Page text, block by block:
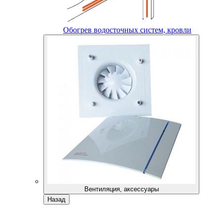
Обогрев водосточных систем, кровли
Вентиляция, аксессуары
Назад